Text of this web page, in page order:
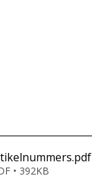
.pdf
• 392KB